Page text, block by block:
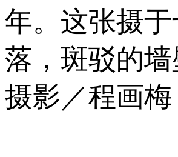
年。这张摄
落，斑驳的
摄影／程画梅